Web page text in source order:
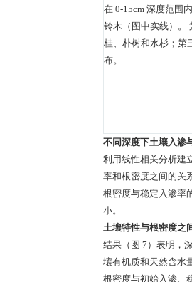
在 0-15cm 深度范围
铃木（图中实线）。
桂、朴树和水杉；第
布。
不同深度下土壤入渗
利用线性相关分析建
率和根密度之间的关
根密度与稳定入渗率
小。
土壤特性与根密度之
结果（图 7）表明，
壤有机质和天然含水
根密度与初始入渗、